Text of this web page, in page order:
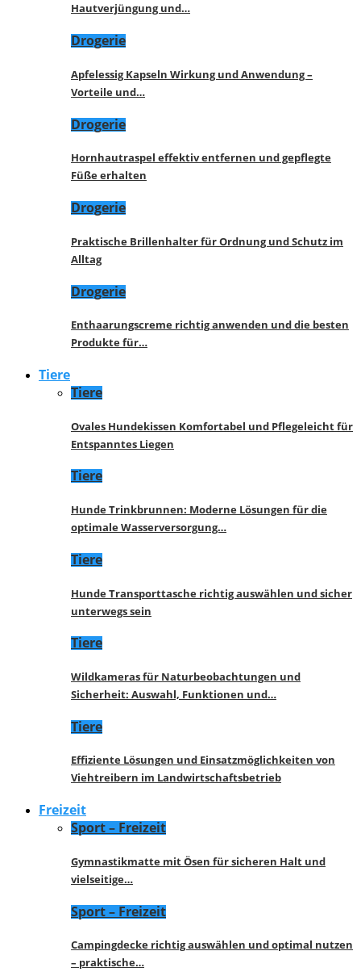
Hautverjüngung und…
Drogerie
Apfelessig Kapseln Wirkung und Anwendung –
Vorteile und…
Drogerie
Hornhautraspel effektiv entfernen und gepflegte
Füße erhalten
Drogerie
Praktische Brillenhalter für Ordnung und Schutz im
Alltag
Drogerie
Enthaarungscreme richtig anwenden und die besten
Produkte für…
Tiere
Tiere
Ovales Hundekissen Komfortabel und Pflegeleicht für
Entspanntes Liegen
Tiere
Hunde Trinkbrunnen: Moderne Lösungen für die
optimale Wasserversorgung…
Tiere
Hunde Transporttasche richtig auswählen und sicher
unterwegs sein
Tiere
Wildkameras für Naturbeobachtungen und
Sicherheit: Auswahl, Funktionen und…
Tiere
Effiziente Lösungen und Einsatzmöglichkeiten von
Viehtreibern im Landwirtschaftsbetrieb
Freizeit
Sport – Freizeit
Gymnastikmatte mit Ösen für sicheren Halt und
vielseitige…
Sport – Freizeit
Campingdecke richtig auswählen und optimal nutzen
– praktische…